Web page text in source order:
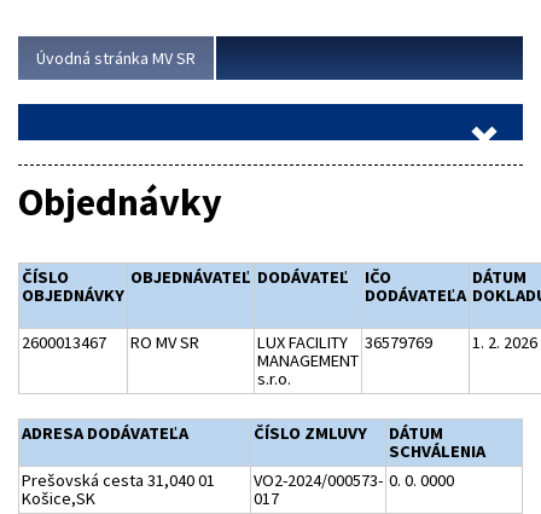
Úvodná stránka MV SR
Objednávky
ČÍSLO
OBJEDNÁVKY
OBJEDNÁVATEĽ DODÁVATEĽ
IČO
DODÁVATEĽA
DÁTUM
2600013467 RO MV SR
LUX FACILITY
MANAGEMENT
s.r.o.
36579769 1. 2. 2026
ADRESA DODÁVATEĽA ČÍSLO ZMLUVY
DÁTUM
SCHVÁLENIA
Prešovská cesta 31,040 01
Košice,SK
VO2-2024/000573-
017
0. 0. 0000